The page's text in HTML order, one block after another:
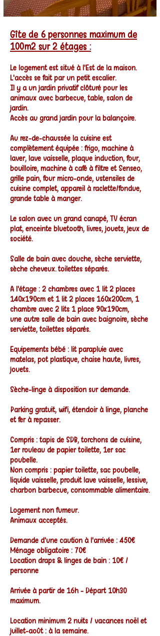
Gîte de 6 personnes maximum de
100m2 sur 2 étages :
Le logement est situé à l'Est de la maison.
L'accès se fait par un petit escalier.
Il y a un jardin privatif clôturé pour les
animaux avec barbecue, table, salon de
jardin.
Accès au grand jardin pour la balançoire.
Au rez-de-chaussée la cuisine est
complètement équipée : frigo, machine à
laver, lave vaisselle, plaque induction, four,
bouilloire, machine à café à filtre et Senseo,
grille pain, four micro-onde, ustensiles de
cuisine complet, appareil à raclette/fondue,
grande table à manger.
Le salon avec un grand canapé, TV écran
plat, enceinte bluetooth, livres, jouets, jeux de
société.
Salle de bain avec douche, sèche serviette,
sèche cheveux. toilettes séparés.
A l'étage : 2 chambres avec 1 lit 2 places
140x190cm et 1 lit 2 places 160x200cm, 1
chambre avec 2 lits 1 place 90x190cm,
une autre salle de bain avec baignoire, sèche
serviette, toilettes séparés.
Equipements bébé : lit parapluie avec
matelas, pot plastique, chaise haute, livres,
jouets.
Sèche-linge à disposition sur demande.
Parking gratuit, wifi, étendoir à linge, planche
et fer à repasser.
Compris : tapis de SDB, torchons de cuisine,
1er rouleau de papier toilette, 1er sac
poubelle.
Non compris : papier toilette, sac poubelle,
liquide vaisselle, produit lave vaisselle, lessive,
charbon barbecue, consommable alimentaire.
Logement non fumeur.
Animaux acceptés.
Demande d'une caution à l'arrivée : 450€
Ménage obligatoire : 70€
Location draps & linges de bain : 10€ /
personne
Arrivée à partir de 16h - Départ 10h30
maximum.
Location minimum 2 nuits / vacances noël et
juillet-août : à la semaine.